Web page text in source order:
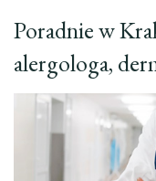
Poradnie w
alergologa,